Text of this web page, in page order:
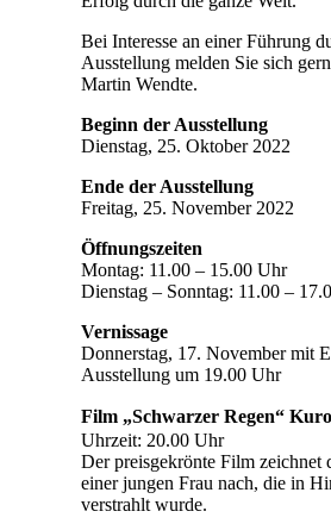
Bei Interesse an einer Führung
Ausstellung melden Sie sich
Martin Wendte.
Beginn der Ausstellung
Dienstag, 25. Oktober 2022
Ende der Ausstellung
Freitag, 25. November 2022
Öffnungszeiten
Montag: 11.00 – 15.00 Uhr
Dienstag – Sonntag: 11.00 –
Vernissage
Donnerstag, 17. November mit
Ausstellung um 19.00 Uhr
Film „Schwarzer Regen“
Uhrzeit: 20.00 Uhr
Der preisgekrönte Film zeichnet
einer jungen Frau nach, die in
verstrahlt wurde.